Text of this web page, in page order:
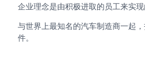
企业理念是由积极进取的员工来实现
与世界上最知名的汽车制造商一起
件。